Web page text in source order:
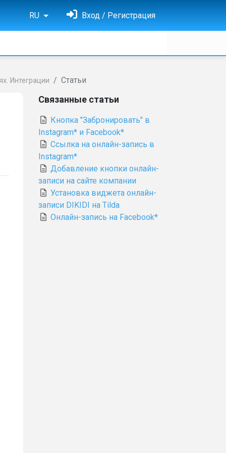
RU Вход / Регистрация
Интеграции Статьи
Связанные статьи
Кнопка "Забронировать" в
Instagram* и Facebook*
Ссылка на онлайн-запись в
Instagram*
Добавление кнопки онлайн-
записи на сайте компании
Установка виджета онлайн-
записи DIKIDI на Tilda
Онлайн-запись на Facebook*